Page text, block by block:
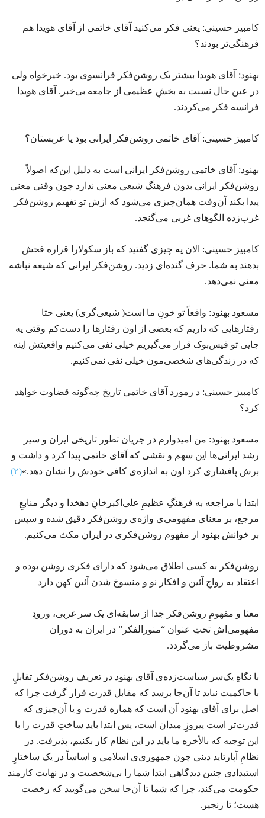
کامبیز حسینی: یعنی فکر می‌کنید آقای خاتمی از آقای هویدا هم
فرهنگی‌تر بودند؟
بهنود: آقای هویدا بیشتر یک روشن‌فکر فرانسوی بود. خیرخواه ولی
در عین حال نسبت به بخشِ عظیمی از جامعه بی‌خبر. آقای هویدا
فرانسه فکر می‌کردند.
کامبیز حسینی: آقای خاتمی روشن‌فکر ایرانی بود یا عربستان؟
بهنود: آقای خاتمی روشن‌فکر ایرانی است به دلیل این‌که اصولاً
روشن‌فکر ایرانی بدون فرهنگ شیعی معنی ندارد چون وقتی معنی
پیدا بکند آن‌وقت همان‌چیزی می‌شود که ازش تو تفهیم روشن‌فکر
غرب‌زده الگوهای غربی می‌گنجد.
کامبیز حسینی: الان یه چیزی گفتید که باز سکولارا قراره فحش
بدهند به شما. حرف گنده‌ای زدید. روشن‌فکر ایرانی که شیعه نباشه
معنی نمی‌دهد.
مسعود بهنود: واقعاً تو خونِ ما است( شیعی‌گری) یعنی حتا
رفتارهایی که داریم که بعضی از اون رفتارها را دست‌کم وقتی یه
جایی تو فیس‌بوک قرار می‌گیریم خیلی نفی می‌کنیم واقعیتش اینه
که در زندگی‌های شخصی‌مون خیلی نفی نمی‌کنیم.
کامبیز حسینی: د رمورد آقای خاتمی تاریخ چه‌گونه قضاوت خواهد
کرد؟
مسعود بهنود: من امیدوارم در جریان تطور تاریخی ایران و سیر
رشد ایرانی‌ها این سهم و نقشی که آقای خاتمی پیدا کرد و داشت و
برش پافشاری کرد اون به اندازه‌ی کافی خودش را نشان دهد.»(۲)
ابتدا با مراجعه به فرهنگِ عظیمِ علی‌اکبر‌خانِ دهخدا و دیگر منابعِ
مرجع، بر معنای مفهومی‌ی واژه‌ی روشن‌فکر دقیق شده و سپس
بر خوانش بهنود از مفهوم روشن‌فکری در ایران مکث می‌کنیم.
روشن‌فکر به کسی اطلاق می‌شود که دارای فکری روشن بوده و
اعتقاد به رواجِ آئین و افکار نو و منسوخ شدن آئین کهن دارد
معنا و مفهومِ روشن‌فکر جدا از سابقه‌ای یک سر غربی، ورودِ
مفهومی‌اش تحتِ عنوان “منورالفکر” در ایران به دوران
مشروطیت باز می‌گردد.
با نگاهِ یک‌سر سیاست‌زده‌ی آقای بهنود در تعریف روشن‌فکر تقابلِ
با حاکمیت نباید تا آن‌جا برسد که مقابل قدرت قرار گرفت چرا که
اصل برای آقای بهنود آن است که هماره قدرت و یا آن‌چیزی که
قدرت‌تر است پیروزِ میدان است، پس ابتدا باید ساختِ قدرت را با
این توجیه که بالأخره ما باید در این نظام کار بکنیم، پذیرفت. در
نظامِ آپارتاید دینی چون جمهوری‌ی اسلامی و اساساً در یک ساختارِ
استبدادی چنین دیدگاهی ابتدا شما را بی‌شخصیت و در نهایت کارمند
حکومت می‌‌کند، چرا که شما تا آن‌جا سخن می‌گویید که رخصت
هست؛ تا زنجیر.